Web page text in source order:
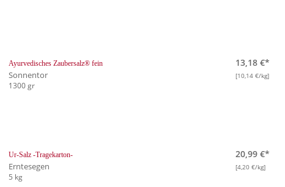
Ayurvedisches Zaubersalz® fein
Sonnentor
1300 gr
13,18 €*
[10,14 €/kg]
Ur-Salz -Tragekarton-
Erntesegen
5 kg
20,99 €*
[4,20 €/kg]